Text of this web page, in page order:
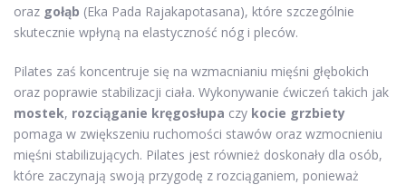
oraz gołąb (Eka Pada Rajakapotasana), które szczególnie
skutecznie wpłyną na elastyczność nóg i pleców.
Pilates zaś koncentruje się na wzmacnianiu mięśni głębokich
oraz poprawie stabilizacji ciała. Wykonywanie ćwiczeń takich jak
mostek, rozciąganie kręgosłupa czy kocie grzbiety
pomaga w zwiększeniu ruchomości stawów oraz wzmocnieniu
mięśni stabilizujących. Pilates jest również doskonały dla osób,
które zaczynają swoją przygodę z rozciąganiem, ponieważ